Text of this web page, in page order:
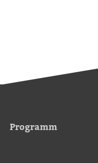
Programm